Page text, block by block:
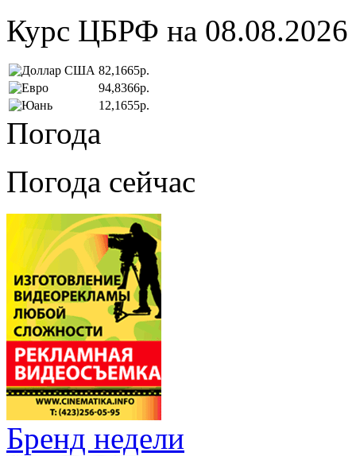
Курс ЦБРФ на 08.08.2026
82,1665р.
94,8366р.
12,1655р.
Погода
Погода сейчас
Бренд недели